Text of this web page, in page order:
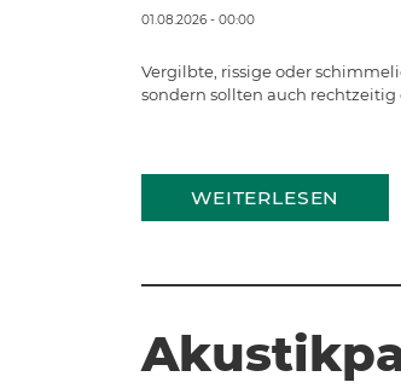
01.08.2026 - 00:00
Vergilbte, rissige oder
sondern sollten auch rechtzeitig
WEITERLESEN